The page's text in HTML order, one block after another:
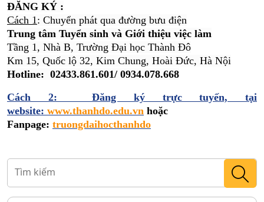
ĐĂNG KÝ :
Cách 1: Chuyển phát qua đường bưu điện
Trung tâm Tuyển sinh và Giới thiệu việc làm
Tầng 1, Nhà B, Trường Đại học Thành Đô
Km 15, Quốc lộ 32, Kim Chung, Hoài Đức, Hà Nội
Hotline: 02433.861.601/ 0934.078.668
Cách 2: Đăng ký trực tuyến, tại
website: www.thanhdo.edu.vn hoặc
Fanpage: truongdaihocthanhdo